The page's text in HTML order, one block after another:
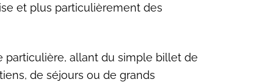
et plus particulièrement des
particulière, allant du simple billet de
de séjours ou de grands